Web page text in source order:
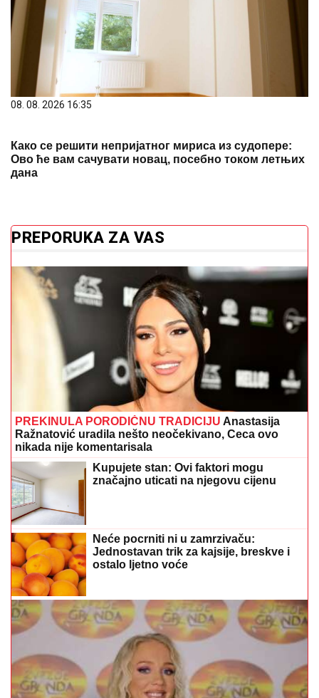
08. 08. 2026 16:35
Како се решити непријатног мириса из судопере:
Ово ће вам сачувати новац, посебно током летњих
дана
PREPORUKA ZA VAS
PREKINULA PORODIČNU TRADICIJU Anastasija
Ražnatović uradila nešto neočekivano, Ceca ovo
nikada nije komentarisala
Kupujete stan: Ovi faktori mogu
značajno uticati na njegovu cijenu
Neće pocrniti ni u zamrzivaču:
Jednostavan trik za kajsije, breskve i
ostalo ljetno voće